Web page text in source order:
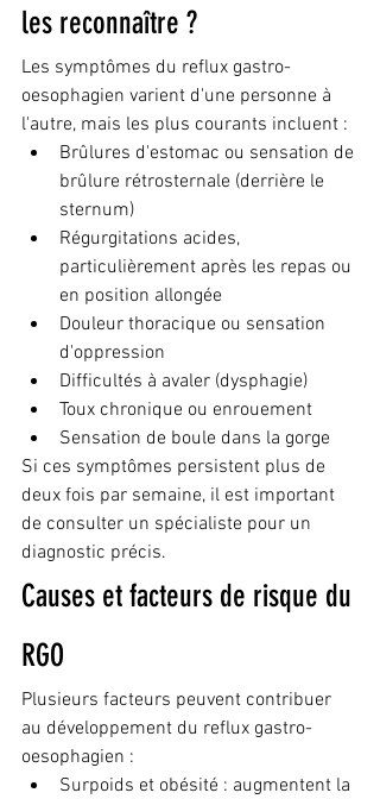
les reconnaître ?
Les symptômes du reflux gastro-
oesophagien varient d'une personne à
l'autre, mais les plus courants incluent :
Brûlures d'estomac ou sensation de
brûlure rétrosternale (derrière le
sternum)
Régurgitations acides,
particulièrement après les repas ou
en position allongée
Douleur thoracique ou sensation
d'oppression
Difficultés à avaler (dysphagie)
Toux chronique ou enrouement
Sensation de boule dans la gorge
Si ces symptômes persistent plus de
deux fois par semaine, il est important
de consulter un spécialiste pour un
diagnostic précis.
Causes et facteurs de risque du
RGO
Plusieurs facteurs peuvent contribuer
au développement du reflux gastro-
oesophagien :
Surpoids et obésité : augmentent la